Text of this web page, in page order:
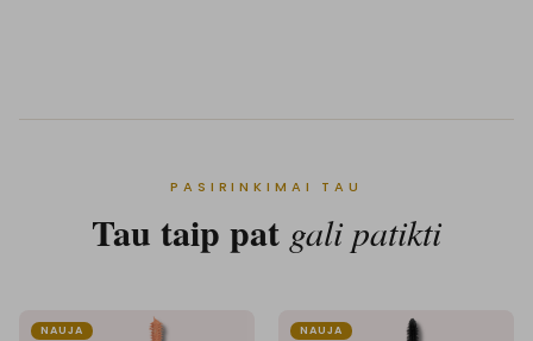
PASIRINKIMAI TAU
Tau taip pat gali patikti
NAUJA NAUJA